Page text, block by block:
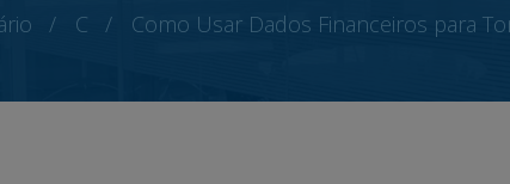
C Como Usar Dados Financeiros para